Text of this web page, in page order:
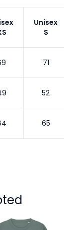
Unisex
S
71
52
65